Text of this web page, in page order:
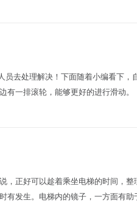
去处理解决！下面随着小编看下，
有一排滚轮，能够更好的进行
正好可以趁着乘坐电梯的时间，
有发生。电梯内的镜子，一方面有